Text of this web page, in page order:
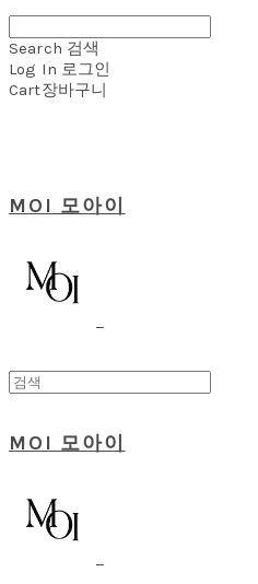
Search 검색
Log In 로그인
Cart장바구니
MOI 모아이
MOI 모아이